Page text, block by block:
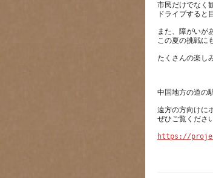
市民だけでなく
また、障がいが
遠方の方向けに
https://